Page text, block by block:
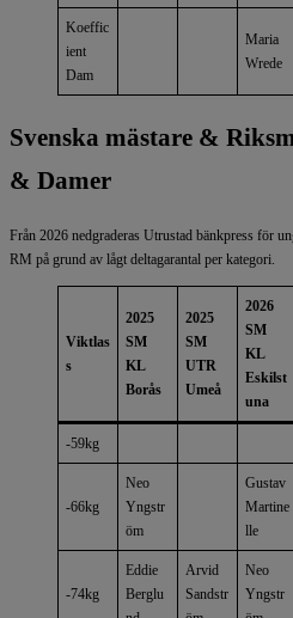
Koeffic
ient
Dam
Maria
Wrede
Svenska mästare &
& Damer
Från 2026 nedgraderas Utrustad bänkpress för
RM på grund av lågt deltagarantal per kategori.
Viktlas
s
2025
SM
KL
Borås
2025
SM
UTR
Umeå
2026
SM
KL
Eskilst
una
-59kg
-66kg
Neo
Yngstr
öm
Gustav
Martine
lle
-74kg
Eddie
Berglu
Arvid
Sandstr
Neo
Yngstr